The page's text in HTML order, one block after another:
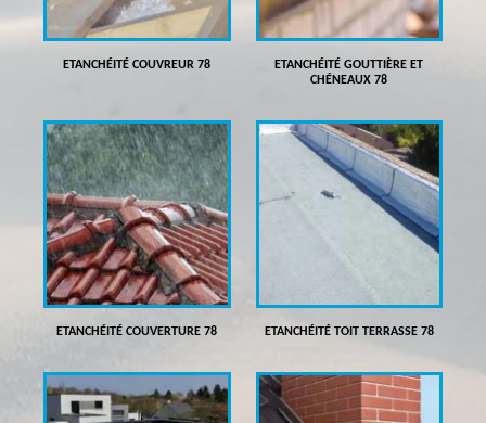
ETANCHÉITÉ COUVREUR 78
ETANCHÉITÉ GOUTTIÈRE ET
CHÉNEAUX 78
ETANCHÉITÉ COUVERTURE 78 ETANCHÉITÉ TOIT TERRASSE 78